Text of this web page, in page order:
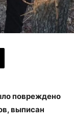
повреждено
выписан